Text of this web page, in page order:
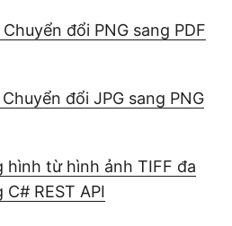
đổi PNG sang PDF
đổi JPG sang PNG
hình từ hình ảnh TIFF đa
REST API